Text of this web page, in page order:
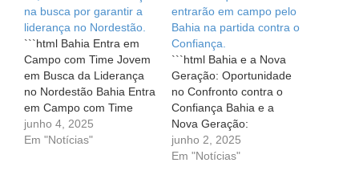
na busca por garantir a
liderança no Nordestão.
```html Bahia Entra em
Campo com Time Jovem
em Busca da Liderança
no Nordestão Bahia Entra
em Campo com Time
Jovem em Busca da
Liderança no Nordestão
junho 4, 2025
Em "Notícias"
entrarão em campo pelo
Bahia na partida contra o
Confiança.
```html Bahia e a Nova
Geração: Oportunidade
no Confronto contra o
Confiança Bahia e a
Nova Geração:
Oportunidade no
Confronto contra o
junho 2, 2025
Em "Notícias"